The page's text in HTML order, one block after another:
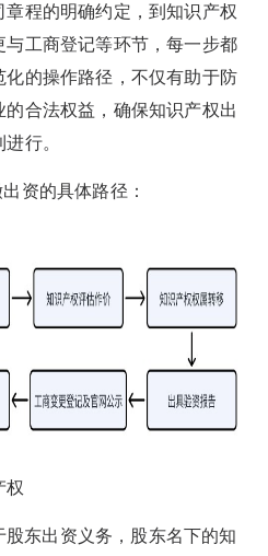
程的明确约定，到知识产权
工商登记等环节，每一步都
的操作路径，不仅有助于防
合法权益，确保知识产权出
行。
资的具体路径：
权
东出资义务，股东名下的知